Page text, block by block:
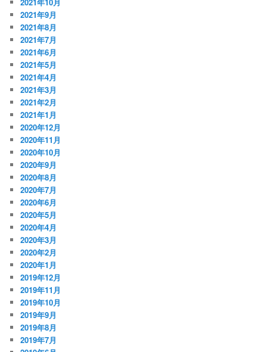
2021年9月
2021年8月
2021年7月
2021年6月
2021年5月
2021年4月
2021年3月
2021年2月
2021年1月
2020年12月
2020年11月
2020年10月
2020年9月
2020年8月
2020年7月
2020年6月
2020年5月
2020年4月
2020年3月
2020年2月
2020年1月
2019年12月
2019年11月
2019年10月
2019年9月
2019年8月
2019年7月